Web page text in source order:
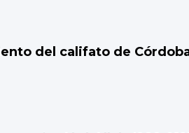
del califato de